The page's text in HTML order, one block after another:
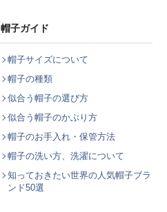
帽子ガイド
帽子サイズについて
帽子の種類
似合う帽子の選び方
似合う帽子のかぶり方
帽子のお手入れ・保管方法
帽子の洗い方、洗濯について
知っておきたい世界の人気帽子ブラ
ンド50選